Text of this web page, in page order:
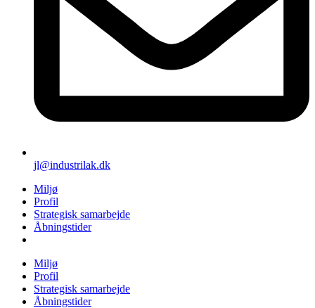
jl@industrilak.dk
Miljø
Profil
Strategisk samarbejde
Åbningstider
Miljø
Profil
Strategisk samarbejde
Åbningstider